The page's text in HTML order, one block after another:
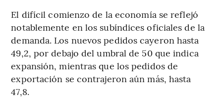
El difícil comienzo de la economía se reflejó
notablemente en los subíndices oficiales de la
demanda. Los nuevos pedidos cayeron hasta
49,2, por debajo del umbral de 50 que indica
expansión, mientras que los pedidos de
exportación se contrajeron aún más, hasta
47,8.